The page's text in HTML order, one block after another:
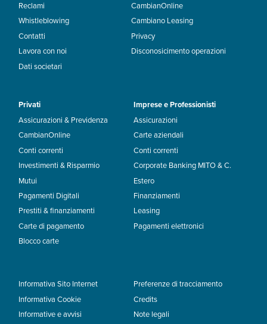
Reclami
Whistleblowing
Contatti
Lavora con noi
Dati societari
CambianOnline
Cambiano Leasing
Privacy
Disconosicimento operazioni
Privati
Assicurazioni & Previdenza
CambianOnline
Conti correnti
Investimenti & Risparmio
Mutui
Pagamenti Digitali
Prestiti & finanziamenti
Carte di pagamento
Blocco carte
Imprese e Professionisti
Assicurazioni
Carte aziendali
Conti correnti
Corporate Banking MITO & C.
Estero
Finanziamenti
Leasing
Pagamenti elettronici
Informativa Sito Internet
Informativa Cookie
Informative e avvisi
Preferenze di tracciamento
Credits
Note legali